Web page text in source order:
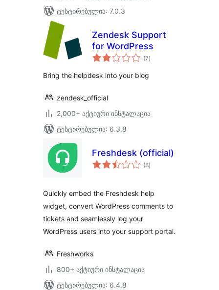
ტესტირებულია: 7.0.3
Zendesk Support
for WordPress
(7საერთო
რეიტინგი
)
Bring the helpdesk into your blog
zendesk_official
2,000+ აქტიური ინსტალაცია
ტესტირებულია: 6.3.8
Freshdesk (official)
(8საერთო
რეიტინგი
)
Quickly embed the Freshdesk help
widget, convert WordPress comments to
tickets and seamlessly log your
WordPress users into your support portal.
Freshworks
800+ აქტიური ინსტალაცია
ტესტირებულია: 6.4.8